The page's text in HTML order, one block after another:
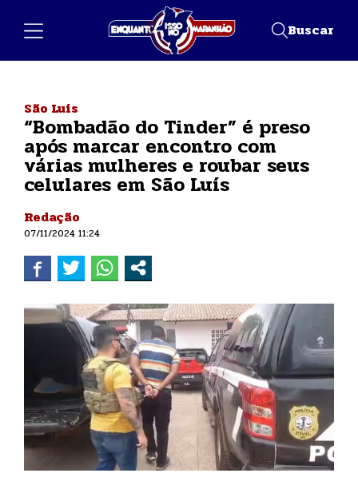
Buscar
São Luís
“Bombadão do Tinder” é preso
após marcar encontro com
várias mulheres e roubar seus
celulares em São Luís
Redação
07/11/2024 11:24